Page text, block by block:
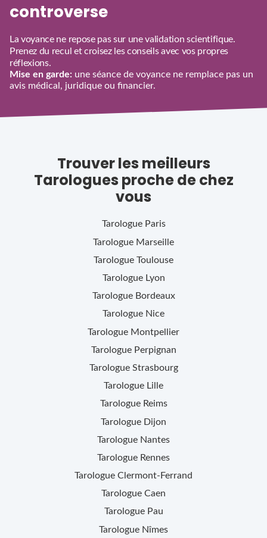
controverse
La voyance ne repose pas sur une validation scientifique.
Prenez du recul et croisez les conseils avec vos propres
réflexions.
Mise en garde: une séance de voyance ne remplace pas un
avis médical, juridique ou financier.
Trouver les meilleurs
Tarologues proche de chez
vous
Tarologue Paris
Tarologue Marseille
Tarologue Toulouse
Tarologue Lyon
Tarologue Bordeaux
Tarologue Nice
Tarologue Montpellier
Tarologue Perpignan
Tarologue Strasbourg
Tarologue Lille
Tarologue Reims
Tarologue Dijon
Tarologue Nantes
Tarologue Rennes
Tarologue Clermont-Ferrand
Tarologue Caen
Tarologue Pau
Tarologue Nîmes